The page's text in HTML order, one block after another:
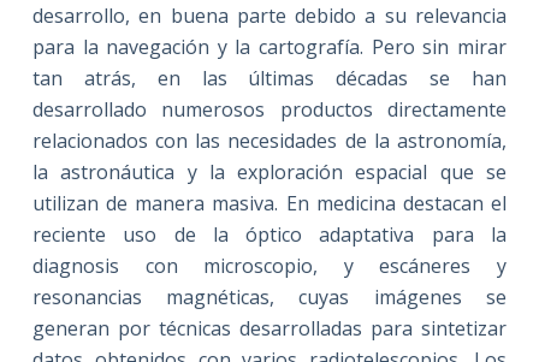
desarrollo, en buena parte debido a su relevancia
para la navegación y la cartografía. Pero sin mirar
tan atrás, en las últimas décadas se han
desarrollado numerosos productos directamente
relacionados con las necesidades de la astronomía,
la astronáutica y la exploración espacial que se
utilizan de manera masiva. En medicina destacan el
reciente uso de la óptico adaptativa para la
diagnosis con microscopio, y escáneres y
resonancias magnéticas, cuyas imágenes se
generan por técnicas desarrolladas para sintetizar